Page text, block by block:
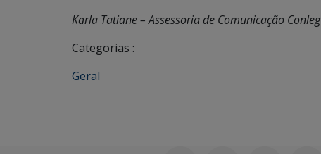
Karla Tatiane – Assessoria de Comunicação Conleg
Categorias :
Geral